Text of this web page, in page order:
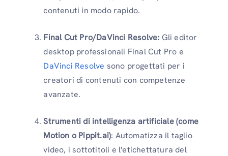
contenuti in modo rapido.
Final Cut Pro/DaVinci Resolve: Gli editor
desktop professionali Final Cut Pro e
DaVinci Resolve sono progettati per i
creatori di contenuti con competenze
avanzate.
Strumenti di intelligenza artificiale (come
Motion o Pippit.ai): Automatizza il taglio
video, i sottotitoli e l'etichettatura del